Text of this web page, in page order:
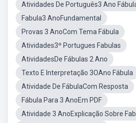
Atividades De Português3 Ano
Fabula3 AnoFundamental
Provas 3 AnoCom Tema Fábula
Atividades3º Portugues Fabulas
AtividadesDe Fábulas 2 Ano
Texto E Interpretação 3OAno Fábula
Atividade De FábulaCom Resposta
Fábula Para 3 AnoEm PDF
Atividade 3 AnoExplicação Sobre